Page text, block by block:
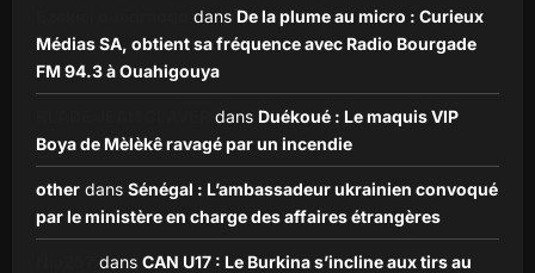
dans De la plume au micro : Curieux
Médias SA, obtient sa fréquence avec Radio Bourgade
FM 94.3 à Ouahigouya
dans Duékoué : Le maquis VIP
Boya de Mèlèkê ravagé par un incendie
other dans Sénégal : L’ambassadeur ukrainien convoqué
par le ministère en charge des affaires étrangères
dans CAN U17 : Le Burkina s’incline aux tirs au